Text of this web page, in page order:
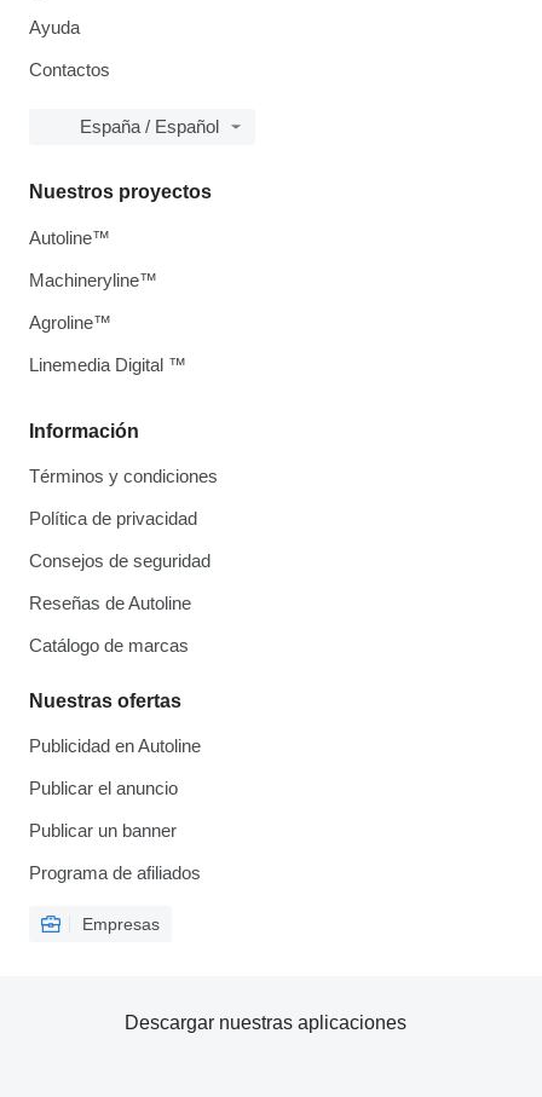
Ayuda
Contactos
España / Español
Información
Términos y condiciones
Política de privacidad
Consejos de seguridad
Reseñas de Autoline
Catálogo de marcas
Nuestras ofertas
Publicidad en Autoline
Publicar el anuncio
Publicar un banner
Programa de afiliados
Empresas
Nuestros proyectos
Autoline™
Machineryline™
Agroline™
Linemedia Digital ™
Descargar nuestras aplicaciones